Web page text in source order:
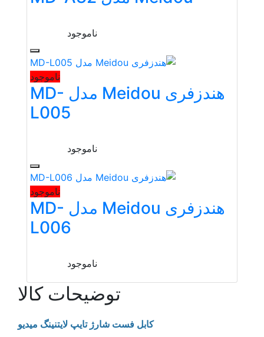
ناموجود
ناموجود
هندزفری Meidou مدل MD-
L005
ناموجود
ناموجود
هندزفری Meidou مدل MD-
L006
ناموجود
توضیحات کالا
کابل فست شارژ تایپ لایتنینگ میدیو